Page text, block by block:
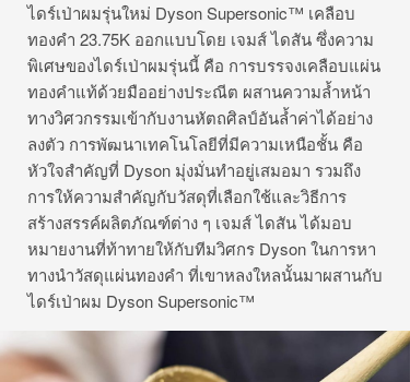
ไดร์เป่าผมรุ่นใหม่ Dyson Supersonic™ เคลือบ
ทองคำ 23.75K ออกแบบโดย เจมส์ ไดสัน ซึ่งความ
พิเศษของไดร์เป่าผมรุ่นนี้ คือ การบรรจงเคลือบแผ่น
ทองคำแท้ด้วยมืออย่างประณีต ผสานความล้ำหน้า
ทางวิศวกรรมเข้ากับงานหัตถศิลป์อันล้ำค่าได้อย่าง
ลงตัว การพัฒนาเทคโนโลยีที่มีความเหนือชั้น คือ
หัวใจสำคัญที่ Dyson มุ่งมั่นทำอยู่เสมอมา รวมถึง
การให้ความสำคัญกับวัสดุที่เลือกใช้และวิธีการ
สร้างสรรค์ผลิตภัณฑ์ต่าง ๆ เจมส์ ไดสัน ได้มอบ
หมายงานที่ท้าทายให้กับทีมวิศกร Dyson ในการหา
ทางนำวัสดุแผ่นทองคำ ที่เขาหลงใหลนั้นมาผสานกับ
ไดร์เป่าผม Dyson Supersonic™